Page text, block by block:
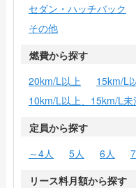
セダン・ハッチバック
その他
燃費から探す
20km/L以上
15km/L
10km/L以上、15km/L未
定員から探す
～4人
5人 6人
リース料月額から探す